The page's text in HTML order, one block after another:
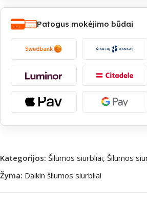
Patogus mokėjimo būdai
Kategorijos: Šilumos siurbliai, Šilumos
Žyma: Daikin šilumos siurbliai